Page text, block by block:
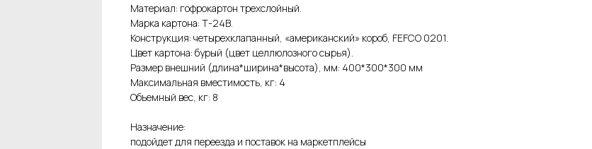
Материал: гофрокартон трехслойный.
Марка картона: Т-24B.
Конструкция: четырехклапанный, «американский» короб, FEFCO 0201.
Цвет картона: бурый (цвет целлюлозного сырья).
Размер внешний (длина*ширина*высота), мм: 400*300*300 мм
Максимальная вместимость, кг: 4
Объемный вес, кг: 8
Назначение:
подойдет для переезда и поставок на маркетплейсы